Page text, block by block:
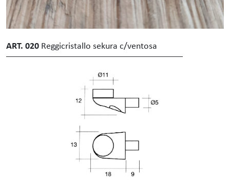
ART. 020 Reggicristallo sekura c/ventosa